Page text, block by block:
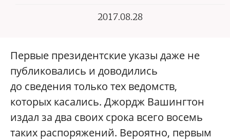
2017.08.28
Первые президентские указы даже не
публиковались и доводились
до сведения только тех ведомств,
которых касались. Джордж Вашингтон
издал за два своих срока всего восемь
таких распоряжений. Вероятно, первым